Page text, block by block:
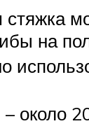
на
около